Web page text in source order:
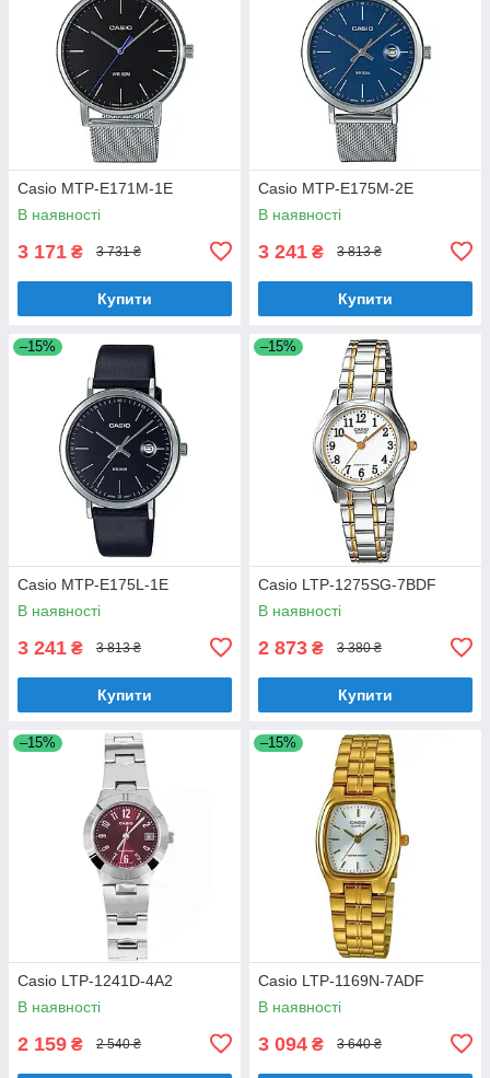
Casio MTP-E171M-1E
В наявності
3 171 ₴ 3 731 ₴
Купити
Casio MTP-E175M-2E
В наявності
3 241 ₴ 3 813 ₴
Купити
–15%
Casio MTP-E175L-1E
В наявності
3 241 ₴ 3 813 ₴
Купити
–15%
Casio LTP-1275SG-7BDF
В наявності
2 873 ₴ 3 380 ₴
Купити
–15%
Casio LTP-1241D-4A2
В наявності
2 159 ₴ 2 540 ₴
–15%
Casio LTP-1169N-7ADF
В наявності
3 094 ₴ 3 640 ₴